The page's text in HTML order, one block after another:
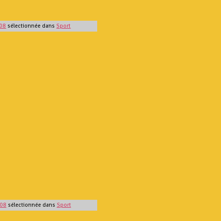
sélectionnée dans Sport
sélectionnée dans Sport